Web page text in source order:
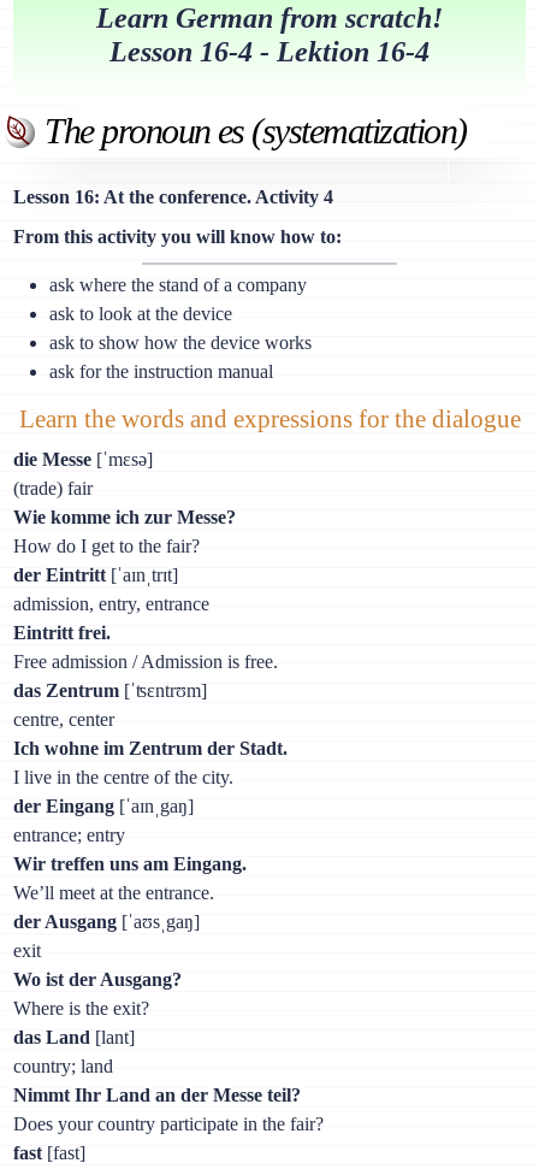
Learn German from scratch!
Lesson 16-4 - Lektion 16-4
The pronoun es (systematization)
Lesson 16: At the conference. Activity 4
From this activity you will know how to:
ask where the stand of a company
ask to look at the device
ask to show how the device works
ask for the instruction manual
Learn the words and expressions for the dialogue
die Messe [ˈmɛsə]
(trade) fair
Wie komme ich zur Messe?
How do I get to the fair?
der Eintritt [ˈaɪnˌtrɪt]
admission, entry, entrance
Eintritt frei.
Free admission / Admission is free.
das Zentrum [ˈʦɛntrʊm]
centre, center
Ich wohne im Zentrum der Stadt.
I live in the centre of the city.
der Eingang [ˈaɪnˌgaŋ]
entrance; entry
Wir treffen uns am Eingang.
We’ll meet at the entrance.
der Ausgang [ˈaʊsˌgaŋ]
exit
Wo ist der Ausgang?
Where is the exit?
das Land [lant]
country; land
Nimmt Ihr Land an der Messe teil?
Does your country participate in the fair?
fast [fast]